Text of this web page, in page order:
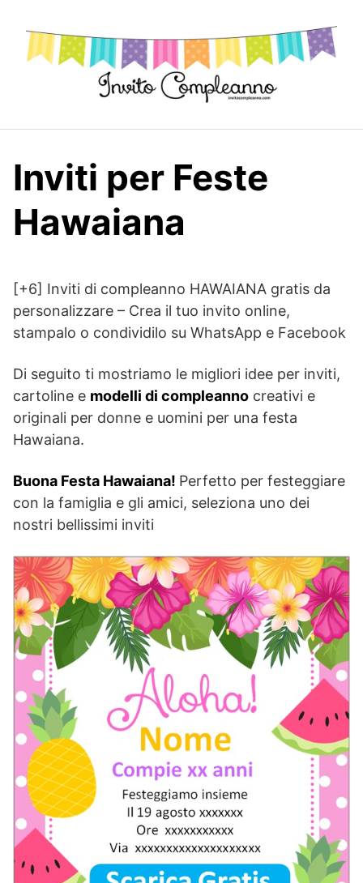
content
Inviti per Feste
Hawaiana
[+6] Inviti di compleanno HAWAIANA gratis da
personalizzare – Crea il tuo invito online,
stampalo o condividilo su WhatsApp e Facebook
Di seguito ti mostriamo le migliori idee per inviti,
cartoline e modelli di compleanno creativi e
originali per donne e uomini per una festa
Hawaiana.
Buona Festa Hawaiana! Perfetto per festeggiare
con la famiglia e gli amici, seleziona uno dei
nostri bellissimi inviti